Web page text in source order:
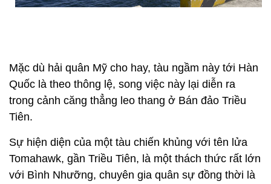
Mặc dù hải quân Mỹ cho hay, tàu ngầm này tới Hàn
Quốc là theo thông lệ, song việc này lại diễn ra
trong cảnh căng thẳng leo thang ở Bán đảo Triều
Tiên.
Sự hiện diện của một tàu chiến khủng với tên lửa
Tomahawk, gần Triều Tiên, là một thách thức rất lớn
với Bình Nhưỡng, chuyên gia quân sự đồng thời là